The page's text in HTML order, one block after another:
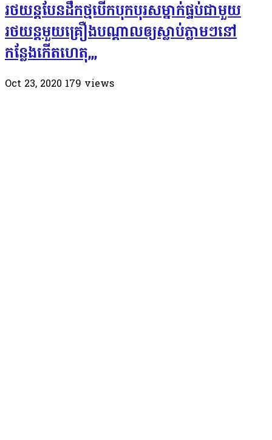
រថយន្តបែនដឹកថ្មបើកបុកបុរសម្នាក់ផ្ទប់ជាមួយ
រថយន្តមួយគ្រឿងបណ្តាលឲ្យស្លាប់ភ្លាមៗនៅ
កន្លែងកេីតហេតុ,,,
Oct 23, 2020 179 views